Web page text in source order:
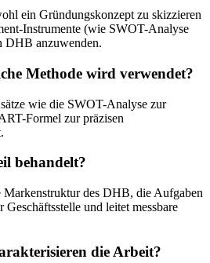
ein Gründungskonzept zu skizzieren
Instrumente (wie SWOT-Analyse
DHB anzuwenden.
Methode wird verwendet?
wie die SWOT-Analyse zur
Formel zur präzisen
behandelt?
des DHB, die Aufgaben
und leitet messbare
die Arbeit?